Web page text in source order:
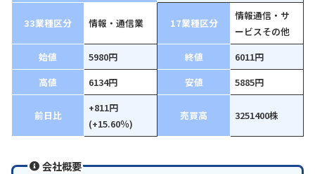
33業種区分 情報・通信業 17業種区分
情報通信・サ
ービスその他
始値
5980円 終値
6011円
高値
6134円 安値 5885円
前日比
+811円
(+15.60％)
売買高 3251400株
会社概要